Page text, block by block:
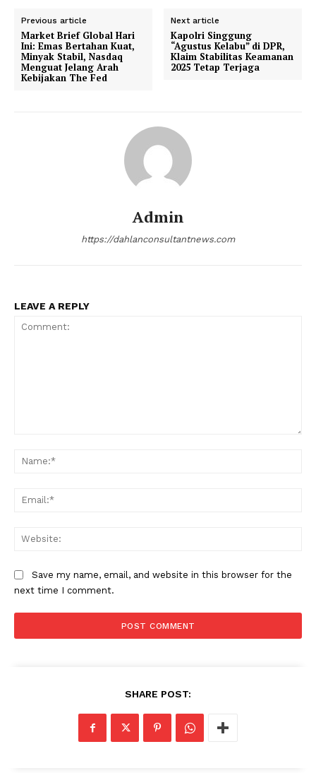
Previous article
Market Brief Global Hari
Ini: Emas Bertahan Kuat,
Minyak Stabil, Nasdaq
Menguat Jelang Arah
Kebijakan The Fed
Next article
Kapolri Singgung
“Agustus Kelabu” di DPR,
Klaim Stabilitas Keamanan
2025 Tetap Terjaga
Admin
https://dahlanconsultantnews.com
LEAVE A REPLY
Save my name, email, and website in this browser for the
next time I comment.
SHARE POST: